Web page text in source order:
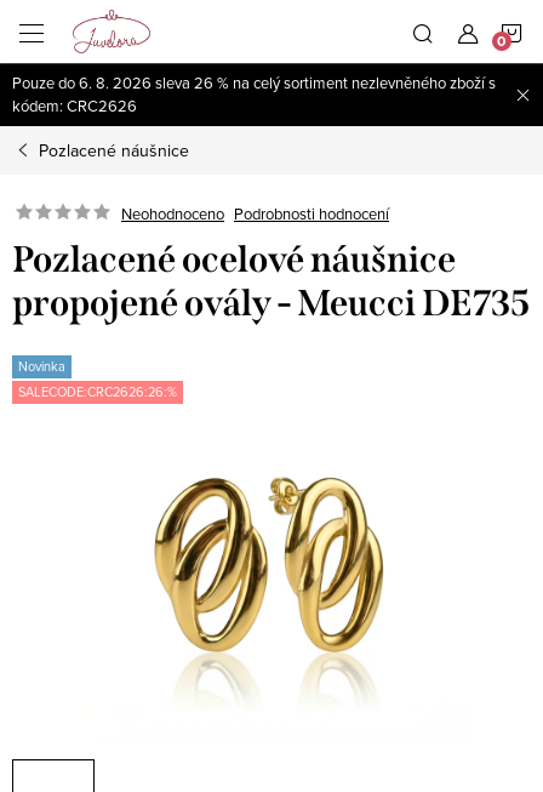
obsah
Pouze do 6. 8. 2026 sleva 26 % na celý sortiment nezlevněného zboží s
kódem: CRC2626
Pozlacené náušnice
Neohodnoceno Podrobnosti hodnocení
Pozlacené ocelové náušnice
propojené ovály - Meucci DE735
Novinka
SALECODE:CRC2626:26:%